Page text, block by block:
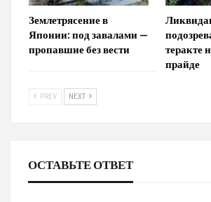
Землетрясение в
Японии: под завалами —
пропавшие без вести
теракте
прайде
PREV NEXT
ОСТАВЬТЕ ОТВЕТ